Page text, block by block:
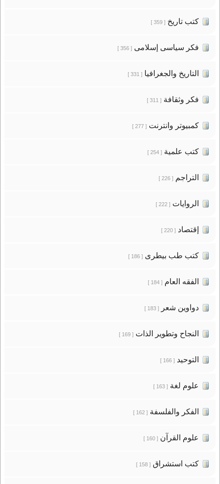
كتب تاريخ[ 359 ]
فكر سياسى إسلامى[ 356 ]
التاريخ والجغرافيا[ 331 ]
فكر وثقافة[ 311 ]
كمبيوتر وانترنت[ 277 ]
كتب علمية[ 254 ]
التراجم[ 226 ]
الروايات[ 222 ]
إقتصاد[ 220 ]
كتب طب بيطرى[ 186 ]
الفقه العام[ 184 ]
دواوين شعر[ 183 ]
النجاح وتطوير الذات[ 169 ]
التوحيد[ 166 ]
علوم لغة[ 163 ]
الفكر والفلسفة[ 162 ]
علوم القرآن[ 160 ]
كتب استشراق[ 158 ]